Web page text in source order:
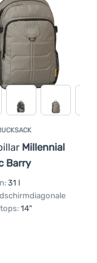
Millennial
Barry
31 l
14"